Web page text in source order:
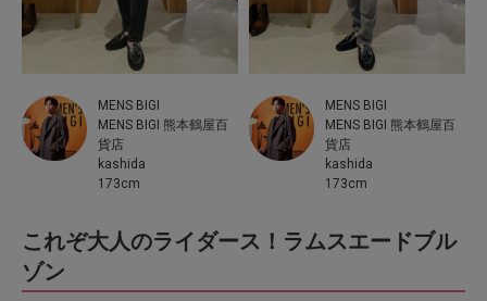
MENS BIGI
MENS BIGI 熊本鶴屋百
貨店
kashida
173cm
MENS BIGI
MENS BIGI 熊本鶴屋百
貨店
kashida
173cm
これぞ大人のライダース！ラムスエードブル
ゾン